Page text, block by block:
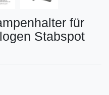
für
Stabspot